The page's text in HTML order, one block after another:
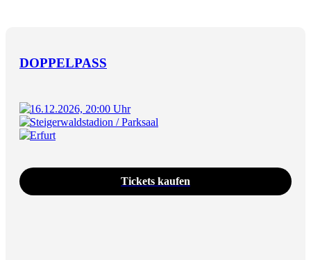
DOPPELPASS
16.12.2026, 20:00 Uhr
Steigerwaldstadion / Parksaal
Erfurt
Tickets kaufen